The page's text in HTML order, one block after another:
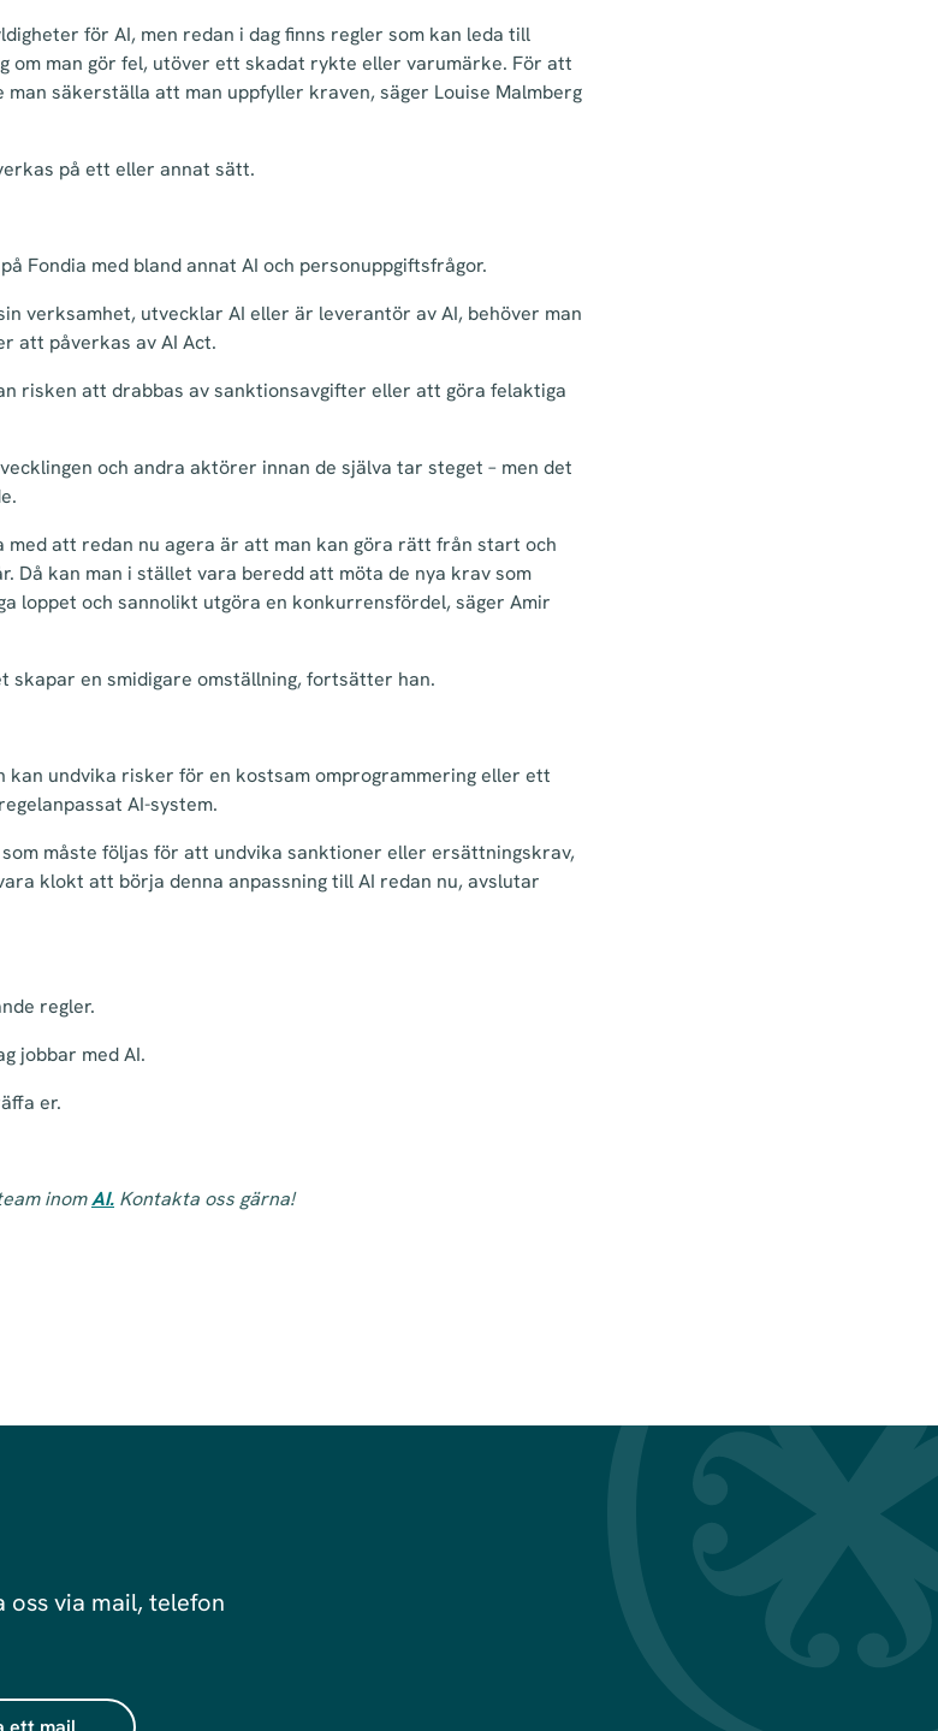
för AI, men redan i dag finns regler som kan leda till
om man gör fel, utöver ett skadat rykte eller varumärke. För att
säkerställa att man uppfyller kraven, säger Louise Malmberg
på ett eller annat sätt.
Fondia med bland annat AI och personuppgiftsfrågor.
verksamhet, utvecklar AI eller är leverantör av AI, behöver man
att påverkas av AI Act.
risken att drabbas av sanktionsavgifter eller att göra felaktiga
och andra aktörer innan de själva tar steget – men det
med att redan nu agera är att man kan göra rätt från start och
Då kan man i stället vara beredd att möta de nya krav som
loppet och sannolikt utgöra en konkurrensfördel, säger Amir
skapar en smidigare omställning, fortsätter han.
undvika risker för en kostsam omprogrammering eller ett
AI-system.
måste följas för att undvika sanktioner eller ersättningskrav,
klokt att börja denna anpassning till AI redan nu, avslutar
regler.
jobbar med AI.
er.
inomAI. Kontakta oss gärna!
via mail, telefon